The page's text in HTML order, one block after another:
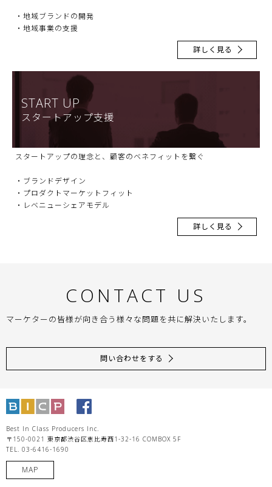
・地域ブランドの開発
・地域事業の支援
詳しく見る
START UP
スタートアップ支援
スタートアップの理念と、顧客のベネフィットを繋ぐ
・ブランドデザイン
・プロダクトマーケットフィット
・レベニューシェアモデル
詳しく見る
CONTACT US
マーケターの皆様が向き合う様々な問題を共に解決いたします。
問い合わせをする
Best In Class Producers Inc.
〒150-0021 東京都渋谷区恵比寿西1-32-16 COMBOX 5F
TEL. 03-6416-1690
MAP